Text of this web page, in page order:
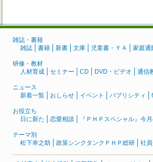
雑誌・書籍
雑誌
書籍 新書 文庫 児童書・ＹＡ 家庭通
研修・教材
人材育成
セミナー CD DVD・ビデオ 通信
ニュース
新着一覧
おしらせ イベント パブリシティ
お役立ち
日に新た
恋愛相談 『ＰＨＰスペシャル』今
テーマ別
松下幸之助
政策シンクタンクＰＨＰ総研 社